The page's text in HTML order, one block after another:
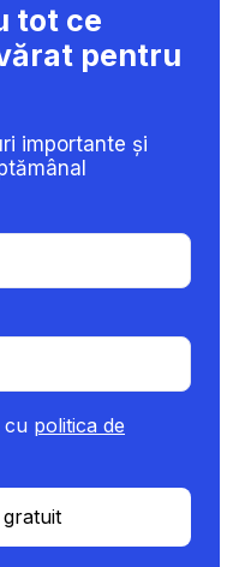
tot ce
pentru
importante și
cu politica de